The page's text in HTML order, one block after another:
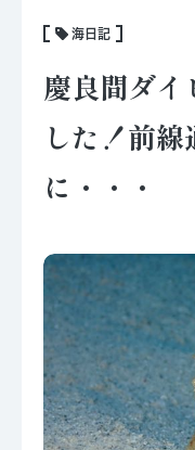
海日記
慶良間ダイ
した！前
に・・・